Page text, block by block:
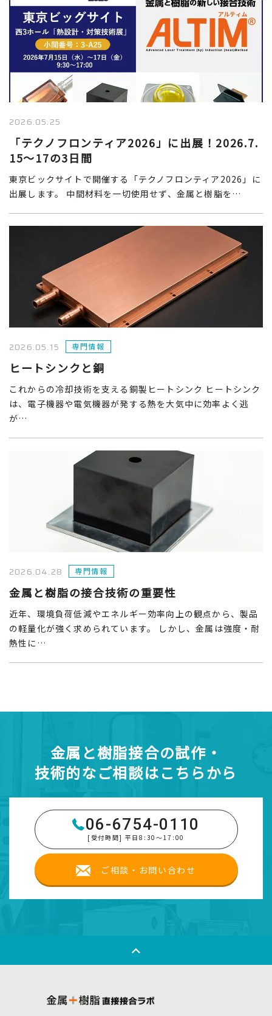
2026.05.25
「テクノフロンティア2026」に出展！2026.7.
15～17の3日間
東京ビックサイトで開催する「テクノフロンティア2026」に
出展します。 中間材料を一切使用せず、金属と樹脂を…
2026.05.15 専門情報
ヒートシンクと銅
これからの冷却技術を支える銅製ヒートシンク ヒートシンク
は、電子機器や電気機器が発する熱を大気中に効率よく逃
が…
2026.04.28 専門情報
金属と樹脂の接合技術の重要性
近年、環境負荷低減やエネルギー効率向上の観点から、製品
の軽量化が強く求められています。 しかし、金属は強度・耐
熱性に…
金属と樹脂接合の試作・
技術的なご相談はこちらから
06-6754-0110
[受付時間] 平日8:30～17:00
ご相談・お問い合わせ